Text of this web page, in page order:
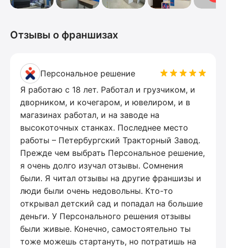
Отзывы о франшизах
Персональное решение
Я работаю с 18 лет. Работал и грузчиком, и
дворником, и кочегаром, и ювелиром, и в
магазинах работал, и на заводе на
высокоточных станках. Последнее место
работы – Петербургский Тракторный Завод.
Прежде чем выбрать Персональное решение,
я очень долго изучал отзывы. Сомнения
были. Я читал отзывы на другие франшизы и
люди были очень недовольны. Кто-то
открывал детский сад и попадал на большие
деньги. У Персонального решения отзывы
были живые. Конечно, самостоятельно ты
тоже можешь стартануть, но потратишь на